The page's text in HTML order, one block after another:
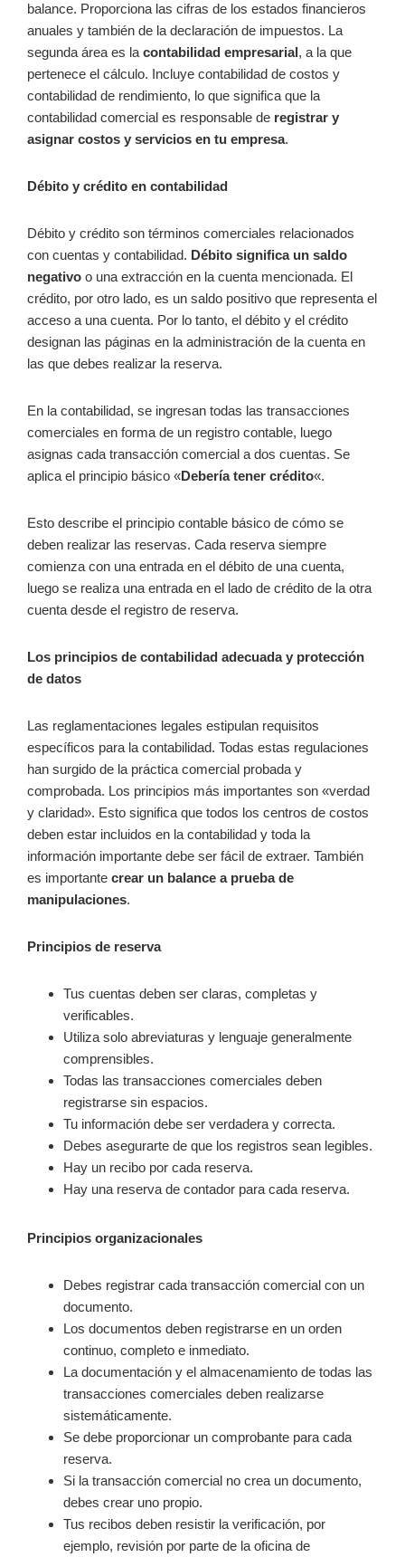
balance. Proporciona las cifras de los estados financieros
anuales y también de la declaración de impuestos. La
segunda área es la contabilidad empresarial, a la que
pertenece el cálculo. Incluye contabilidad de costos y
contabilidad de rendimiento, lo que significa que la
contabilidad comercial es responsable de registrar y
asignar costos y servicios en tu empresa.
Débito y crédito en contabilidad
Débito y crédito son términos comerciales relacionados
con cuentas y contabilidad. Débito significa un saldo
negativo o una extracción en la cuenta mencionada. El
crédito, por otro lado, es un saldo positivo que representa el
acceso a una cuenta. Por lo tanto, el débito y el crédito
designan las páginas en la administración de la cuenta en
las que debes realizar la reserva.
En la contabilidad, se ingresan todas las transacciones
comerciales en forma de un registro contable, luego
asignas cada transacción comercial a dos cuentas. Se
aplica el principio básico «Debería tener crédito«.
Esto describe el principio contable básico de cómo se
deben realizar las reservas. Cada reserva siempre
comienza con una entrada en el débito de una cuenta,
luego se realiza una entrada en el lado de crédito de la otra
cuenta desde el registro de reserva.
Los principios de contabilidad adecuada y protección
de datos
Las reglamentaciones legales estipulan requisitos
específicos para la contabilidad. Todas estas regulaciones
han surgido de la práctica comercial probada y
comprobada. Los principios más importantes son «verdad
y claridad». Esto significa que todos los centros de costos
deben estar incluidos en la contabilidad y toda la
información importante debe ser fácil de extraer. También
es importante crear un balance a prueba de
manipulaciones.
Principios de reserva
Tus cuentas deben ser claras, completas y
verificables.
Utiliza solo abreviaturas y lenguaje generalmente
comprensibles.
Todas las transacciones comerciales deben
registrarse sin espacios.
Tu información debe ser verdadera y correcta.
Debes asegurarte de que los registros sean legibles.
Hay un recibo por cada reserva.
Hay una reserva de contador para cada reserva.
Principios organizacionales
Debes registrar cada transacción comercial con un
documento.
Los documentos deben registrarse en un orden
continuo, completo e inmediato.
La documentación y el almacenamiento de todas las
transacciones comerciales deben realizarse
sistemáticamente.
Se debe proporcionar un comprobante para cada
reserva.
Si la transacción comercial no crea un documento,
debes crear uno propio.
Tus recibos deben resistir la verificación, por
ejemplo, revisión por parte de la oficina de